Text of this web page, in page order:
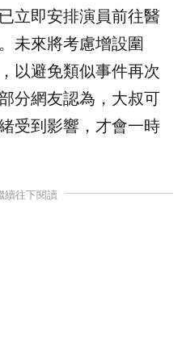
立即安排演員前往醫
未來將考慮增設圍
以避免類似事件再次
分網友認為，大叔可
受到影響，才會一時
續往下閱讀